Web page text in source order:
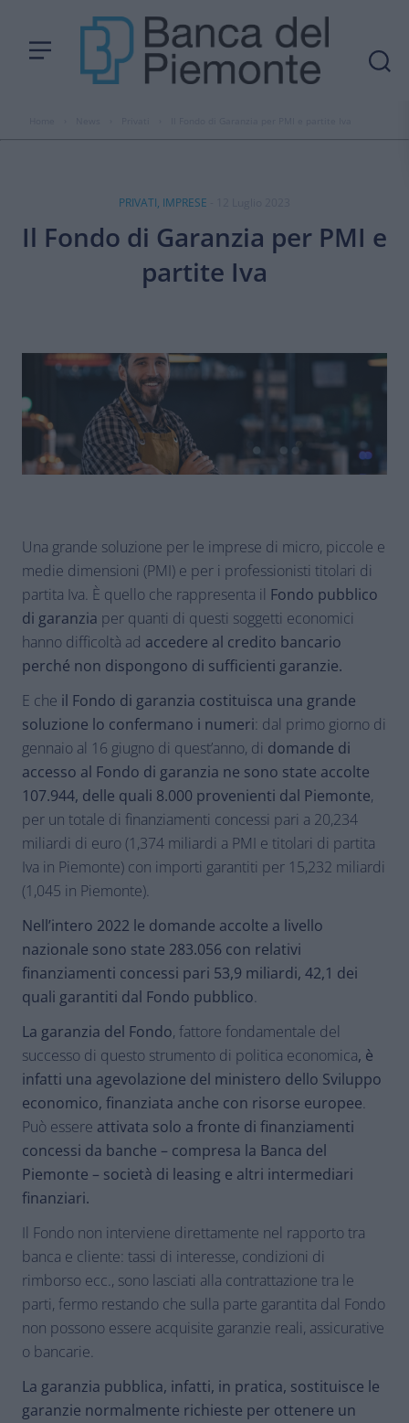
PRIVATI, IMPRESE
Il Fondo di Garanzia per PMI e
partite Iva
Una grande soluzione per le imprese di micro, piccole e
medie dimensioni (PMI) e per i professionisti titolari di
partita Iva. È quello che rappresenta il Fondo pubblico
di garanzia per quanti di questi soggetti economici
hanno difficoltà ad accedere al credito bancario
perché non dispongono di sufficienti garanzie.
E che il Fondo di garanzia costituisca una grande
soluzione lo confermano i numeri: dal primo giorno di
gennaio al 16 giugno di quest’anno, di domande di
accesso al Fondo di garanzia ne sono state accolte
107.944, delle quali 8.000 provenienti dal Piemonte,
per un totale di finanziamenti concessi pari a 20,234
miliardi di euro (1,374 miliardi a PMI e titolari di partita
Iva in Piemonte) con importi garantiti per 15,232 miliardi
(1,045 in Piemonte).
Nell’intero 2022 le domande accolte a livello
nazionale sono state 283.056 con relativi
finanziamenti concessi pari 53,9 miliardi, 42,1 dei
quali garantiti dal Fondo pubblico.
La garanzia del Fondo, fattore fondamentale del
successo di questo strumento di politica economica, è
infatti una agevolazione del ministero dello Sviluppo
economico, finanziata anche con risorse europee.
Può essere attivata solo a fronte di finanziamenti
concessi da banche – compresa la Banca del
Piemonte – società di leasing e altri intermediari
finanziari.
Il Fondo non interviene direttamente nel rapporto tra
banca e cliente: tassi di interesse, condizioni di
rimborso ecc., sono lasciati alla contrattazione tra le
parti, fermo restando che sulla parte garantita dal Fondo
non possono essere acquisite garanzie reali, assicurative
o bancarie.
La garanzia pubblica, infatti, in pratica, sostituisce le
garanzie normalmente richieste per ottenere un